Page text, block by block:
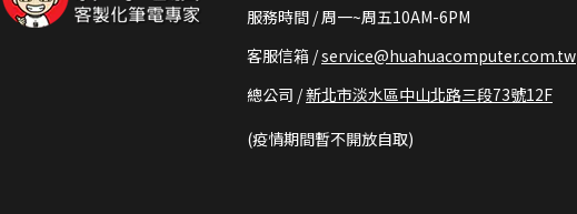
服務時間 / 周一~周五10AM-6PM
客服信箱 /service@huahuacomputer.com.tw
總公司 /新北市淡水區中山北路三段73號12F
(疫情期間暫不開放自取)